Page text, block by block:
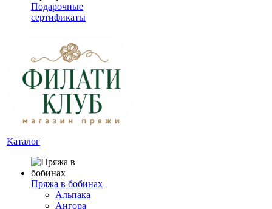
Подарочные
сертификаты
Каталог
Пряжа в бобинах
Альпака
Ангора